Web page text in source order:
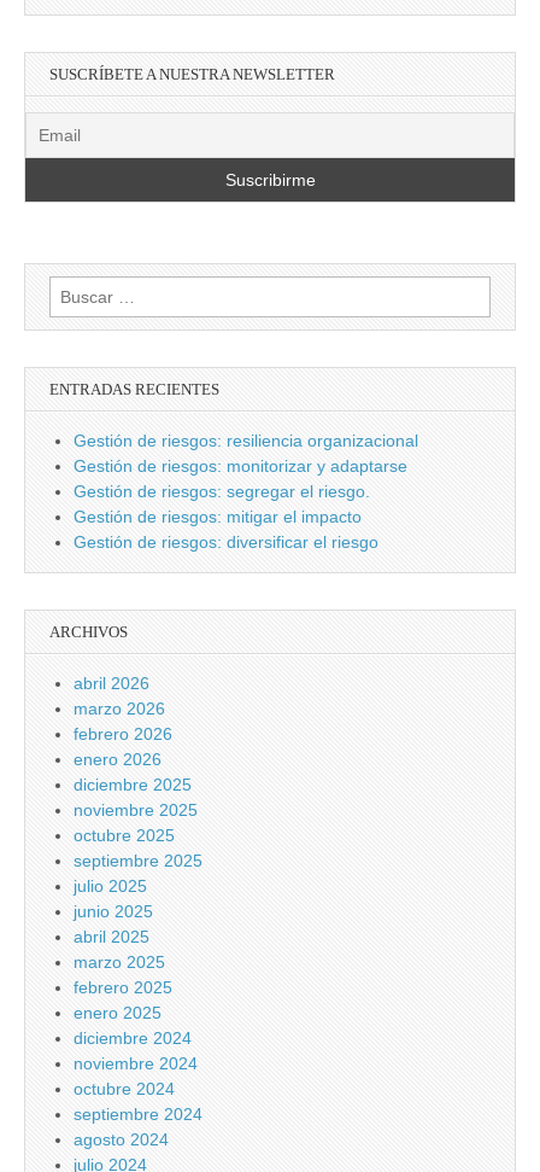
SUSCRÍBETE A NUESTRA NEWSLETTER
Buscar:
ENTRADAS RECIENTES
Gestión de riesgos: resiliencia organizacional
Gestión de riesgos: monitorizar y adaptarse
Gestión de riesgos: segregar el riesgo.
Gestión de riesgos: mitigar el impacto
Gestión de riesgos: diversificar el riesgo
ARCHIVOS
abril 2026
marzo 2026
febrero 2026
enero 2026
diciembre 2025
noviembre 2025
octubre 2025
septiembre 2025
julio 2025
junio 2025
abril 2025
marzo 2025
febrero 2025
enero 2025
diciembre 2024
noviembre 2024
octubre 2024
septiembre 2024
agosto 2024
julio 2024